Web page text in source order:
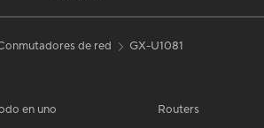
de red GX-U1081
en uno
Routers